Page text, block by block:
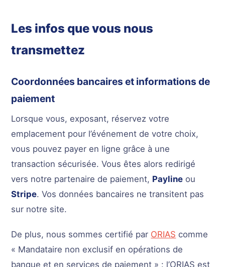
Les infos que vous nous
transmettez
Coordonnées bancaires et informations de
paiement
Lorsque vous, exposant, réservez votre
emplacement pour l’événement de votre choix,
vous pouvez payer en ligne grâce à une
transaction sécurisée. Vous êtes alors redirigé
vers notre partenaire de paiement, Payline ou
Stripe. Vos données bancaires ne transitent pas
sur notre site.
De plus, nous sommes certifié par ORIAS comme
« Mandataire non exclusif en opérations de
banque et en services de paiement » : l’ORIAS est